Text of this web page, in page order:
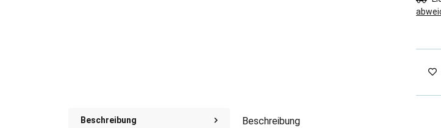
Beschreibung Beschreibung